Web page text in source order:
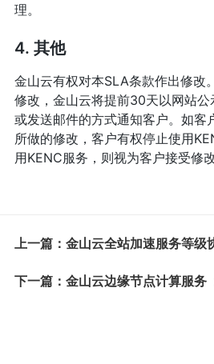
理。
4. 其他
金山云有权对本SLA条款作出修改
修改，金山云将提前30天以网站
或发送邮件的方式通知客户。如客
所做的修改，客户有权停止使用
用KENC服务，则视为客户接受修
上一篇：金山云全站加速服务等级